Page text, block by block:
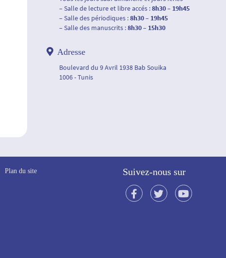
– Salle de lecture et libre accés :8h30 – 19h45
– Salle des périodiques :8h30 – 19h45
– Salle des manuscrits :8h30 – 15h30
Adresse
Boulevard du 9 Avril 1938 Bab Souika
1006 - Tunis
Plan du site Suivez-nous sur